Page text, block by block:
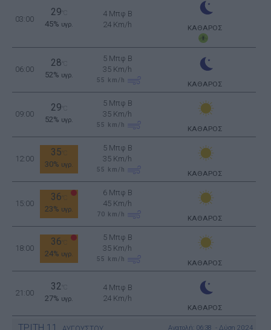
03:00
29
45% υγρ.
4 Μπφ B
24 Km/h
ΚΑΘΑΡΟΣ
06:00
28
52% υγρ.
5 Μπφ B
35 Km/h
55 km/h ΚΑΘΑΡΟΣ
09:00
29
52% υγρ.
5 Μπφ B
35 Km/h
55 km/h ΚΑΘΑΡΟΣ
12:00
35
30% υγρ.
5 Μπφ B
35 Km/h
55 km/h ΚΑΘΑΡΟΣ
15:00
36
23% υγρ.
6 Μπφ B
45 Km/h
70 km/h ΚΑΘΑΡΟΣ
18:00
36
24% υγρ.
5 Μπφ B
35 Km/h
55 km/h ΚΑΘΑΡΟΣ
21:00
32
27% υγρ.
4 Μπφ B
24 Km/h
ΚΑΘΑΡΟΣ
Ανατολή: 06:38 - Δύση 20:24